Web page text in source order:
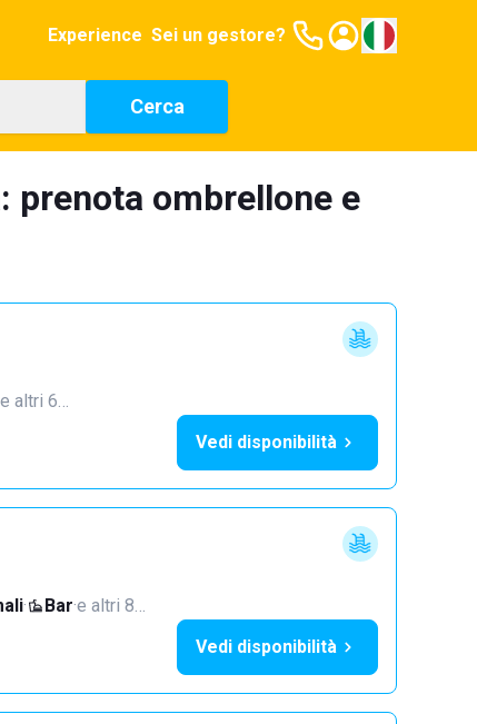
Experience Sei un gestore?
Cerca
prenota ombrellone e
e altri 6…
Vedi disponibilità
· Bar·e altri 8…
Vedi disponibilità